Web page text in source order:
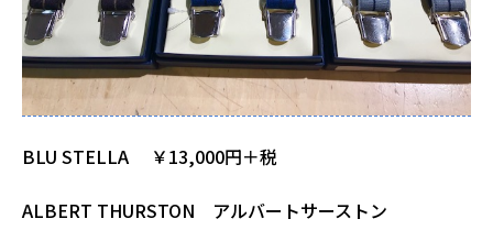
BLU STELLA ￥13,000円＋税
ALBERT THURSTON アルバートサーストン